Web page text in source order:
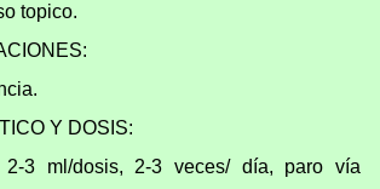
topico.
Y DOSIS:
3 ml/dosis, 2-3 veces/ día, paro vía